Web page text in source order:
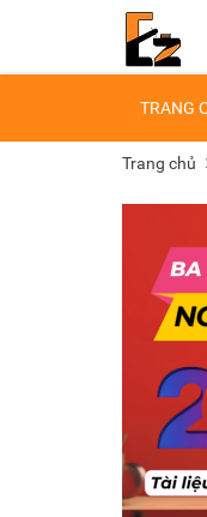
TRANG
Trang chủ